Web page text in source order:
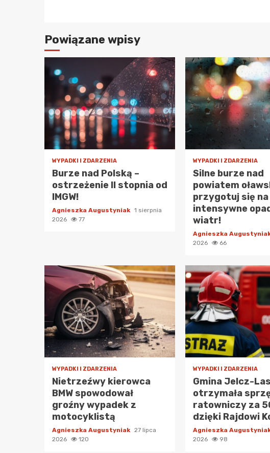
Powiązane wpisy
WYPADKI I ZDARZENIA
Burze nad Polską –
ostrzeżenie II stopnia od
IMGW!
Agnieszka Augustyniak 1 sierpnia
2026
77
WYPADKI I ZDARZENIA
Silne burze nad
powiatem
przygotuj się na
intensywne
wiatr!
Agnieszka
2026
66
WYPADKI I ZDARZENIA
Nietrzeźwy kierowca
BMW spowodował
groźny wypadek z
motocyklistą
Agnieszka Augustyniak 27 lipca
2026
120
WYPADKI I ZDARZENIA
Gmina Jelcz-
otrzymała
ratowniczy za
dzięki Rajdowi
Agnieszka
2026
98